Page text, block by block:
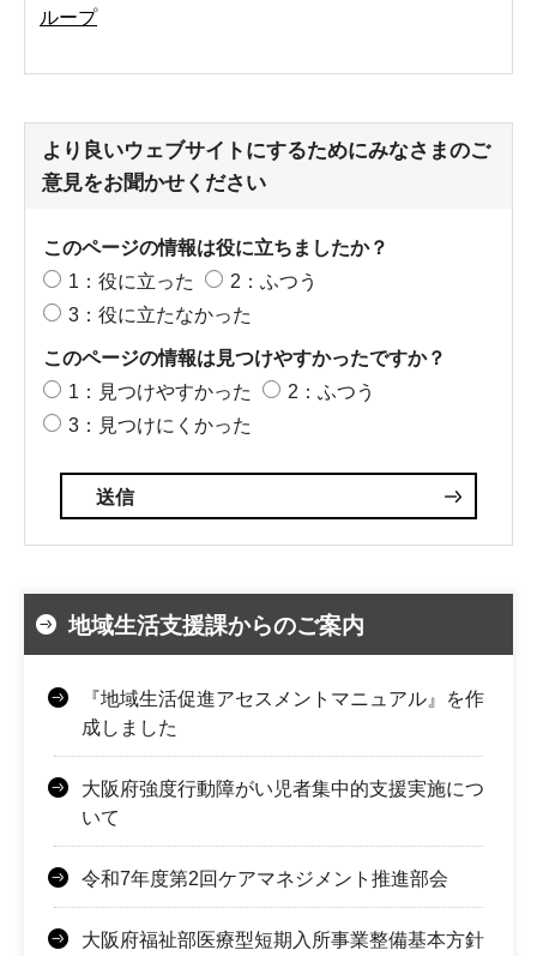
ループ
より良いウェブサイトにするためにみなさまのご
意見をお聞かせください
このページの情報は役に立ちましたか？
1：役に立った
2：ふつう
3：役に立たなかった
このページの情報は見つけやすかったですか？
1：見つけやすかった
2：ふつう
3：見つけにくかった
地域生活支援課からのご案内
『地域生活促進アセスメントマニュアル』を作
成しました
大阪府強度行動障がい児者集中的支援実施につ
いて
令和7年度第2回ケアマネジメント推進部会
大阪府福祉部医療型短期入所事業整備基本方針